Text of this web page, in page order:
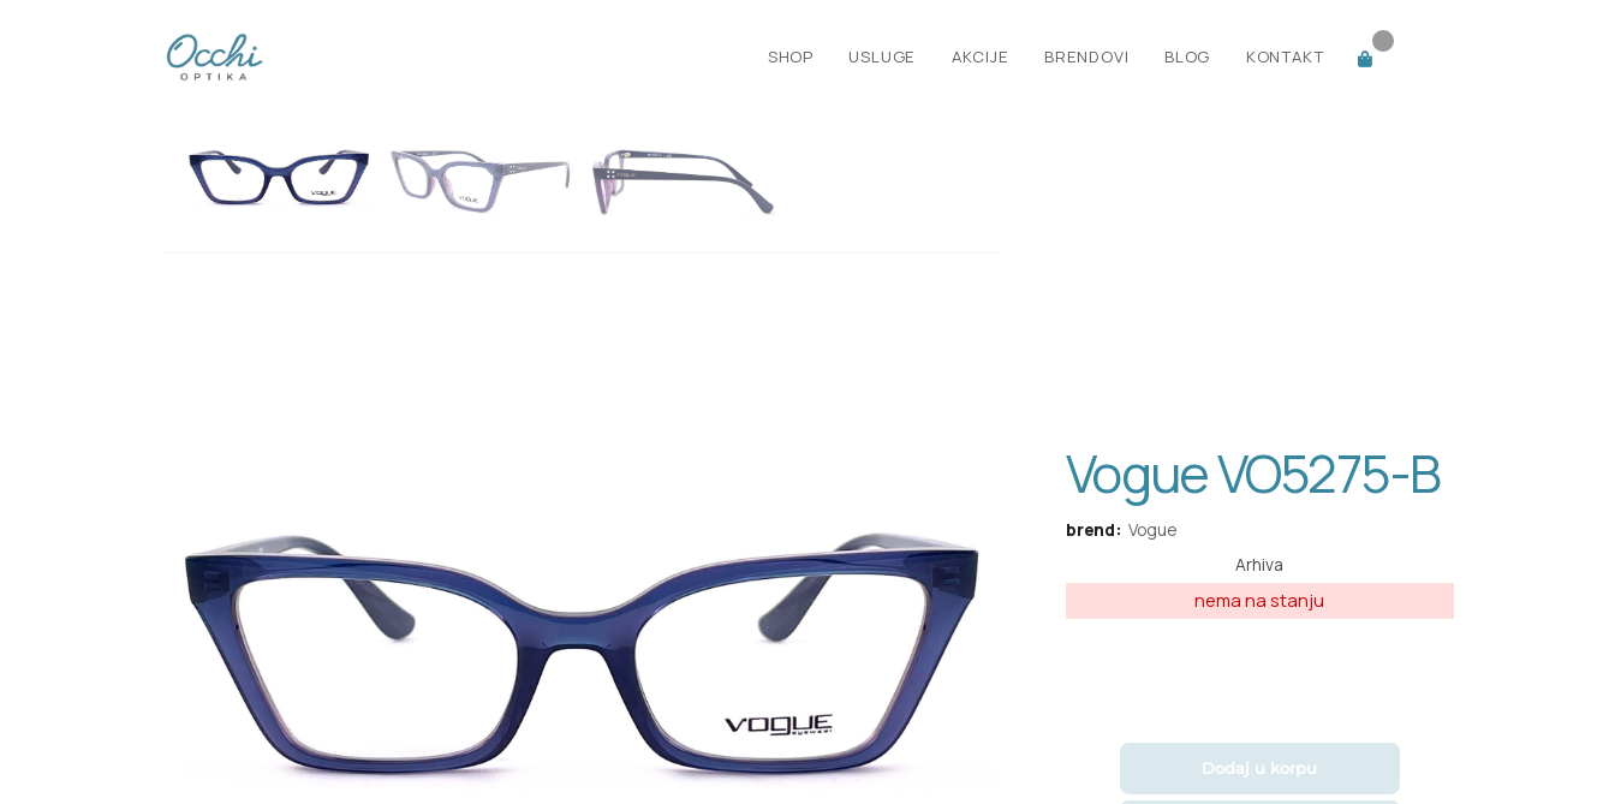
SHOP USLUGE AKCIJE BRENDOVI BLOG KONTAKT
Vogue VO5275-B
brend: Vogue
Arhiva
Dodaj u korpu